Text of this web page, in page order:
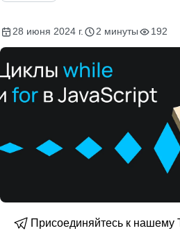
28 июня 2024 г. 2 минуты 192
Присоединяйтесь к нашему